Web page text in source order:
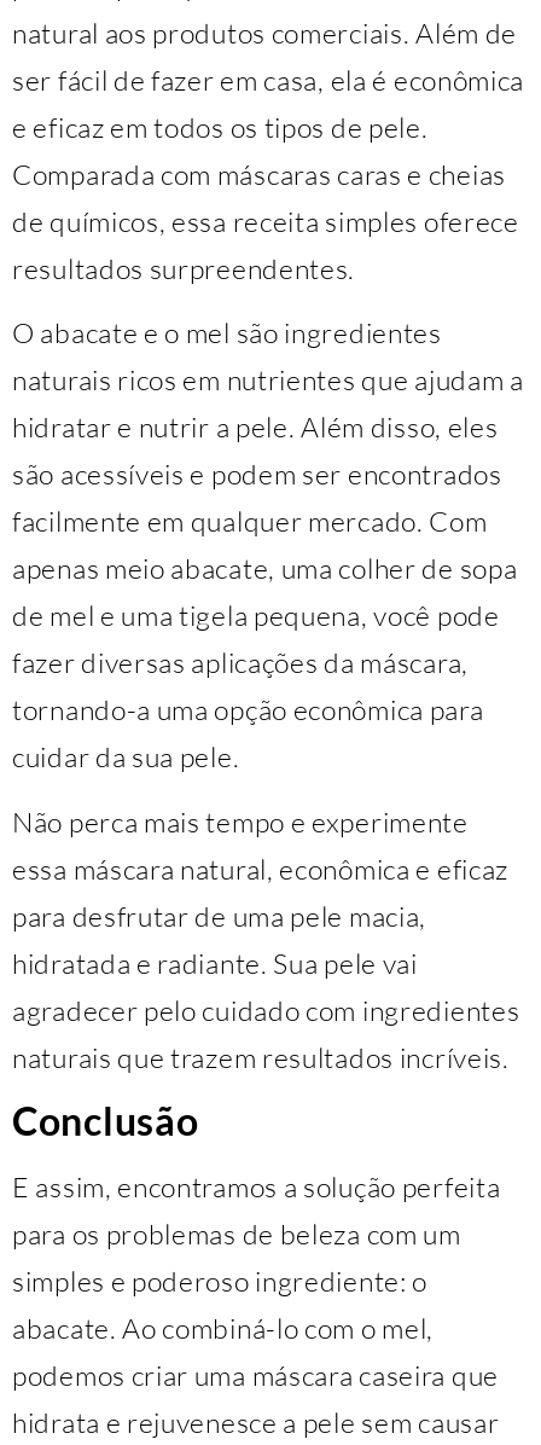
natural aos produtos comerciais. Além de
ser fácil de fazer em casa, ela é econômica
e eficaz em todos os tipos de pele.
Comparada com máscaras caras e cheias
de químicos, essa receita simples oferece
resultados surpreendentes.
O abacate e o mel são ingredientes
naturais ricos em nutrientes que ajudam a
hidratar e nutrir a pele. Além disso, eles
são acessíveis e podem ser encontrados
facilmente em qualquer mercado. Com
apenas meio abacate, uma colher de sopa
de mel e uma tigela pequena, você pode
fazer diversas aplicações da máscara,
tornando-a uma opção econômica para
cuidar da sua pele.
Não perca mais tempo e experimente
essa máscara natural, econômica e eficaz
para desfrutar de uma pele macia,
hidratada e radiante. Sua pele vai
agradecer pelo cuidado com ingredientes
naturais que trazem resultados incríveis.
Conclusão
E assim, encontramos a solução perfeita
para os problemas de beleza com um
simples e poderoso ingrediente: o
abacate. Ao combiná-lo com o mel,
podemos criar uma máscara caseira que
hidrata e rejuvenesce a pele sem causar